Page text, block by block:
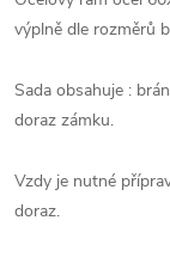
výplně dle rozměrů
Sada obsahuje :
doraz zámku.
Vzdy je nutné
doraz.